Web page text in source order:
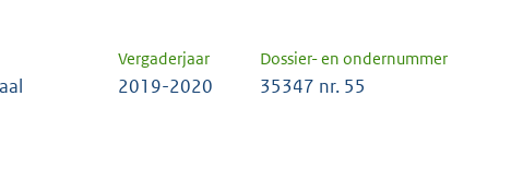
Vergaderjaar Dossier- en ondernummer
2019-2020 35347 nr. 55